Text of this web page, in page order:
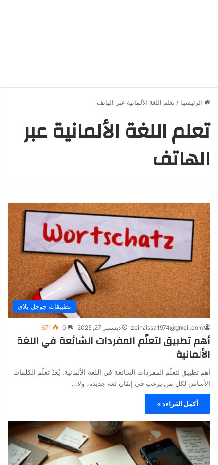
الرئيسية / تعلم اللغة الألمانية عبر الهاتف
تعلم اللغة الألمانية عبر
الهاتف
تطبيقات جوجل بلاي
zeinaissa1974@gmail.com ديسمبر 27, 2025 0
671
أهم تطبيق لتعلّم المفردات الشائعة في اللغة
الألمانية
أهم تطبيق لتعلّم المفردات الشائعة في اللغة الألمانية. يُعدّ تعلّم الكلمات
الأساس لكل من يرغب في إتقان لغة جديدة، ولا…
أكمل القراءة »